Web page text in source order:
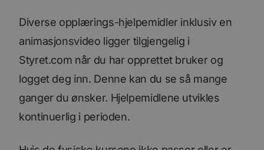
Diverse opplærings-hjelpemidler inklusiv en
animasjonsvideo ligger tilgjengelig i
Styret.com når du har opprettet bruker og
logget deg inn. Denne kan du se så mange
ganger du ønsker. Hjelpemidlene utvikles
kontinuerlig i perioden.